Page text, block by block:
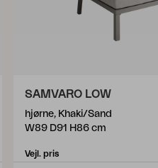
SAMVARO LOW
hjørne, Khaki/Sand
W89 D91 H86 cm
Vejl. pris